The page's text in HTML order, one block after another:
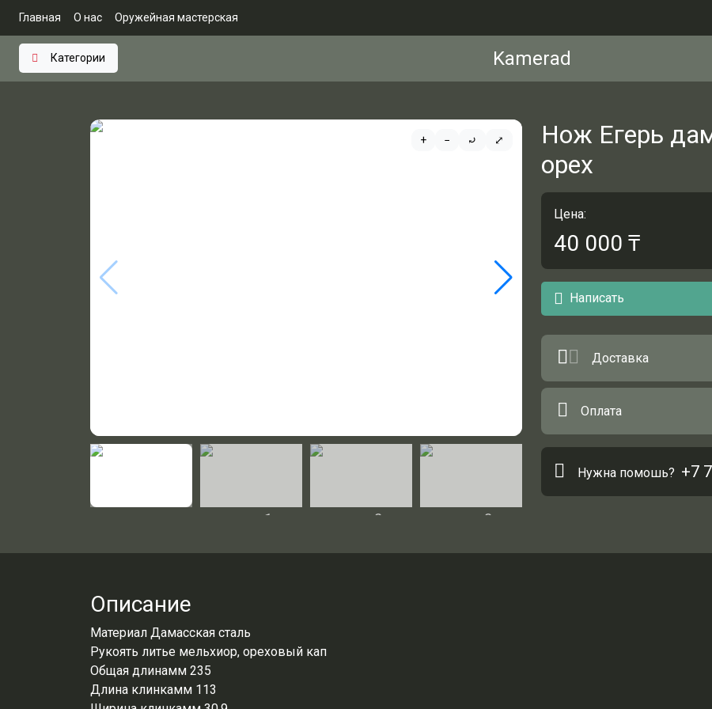
Главная О нас Оружейная мастерская
Категории Kamerad
+ − ⤾ ⤢
Нож Егерь
орех
Цена:
40 000 ₸
Написать
Доставка
Оплата
Нужна помошь? +7
Описание
Материал Дамасская сталь
Рукоять литье мельхиор, ореховый кап
Общая длинамм 235
Длина клинкамм 113